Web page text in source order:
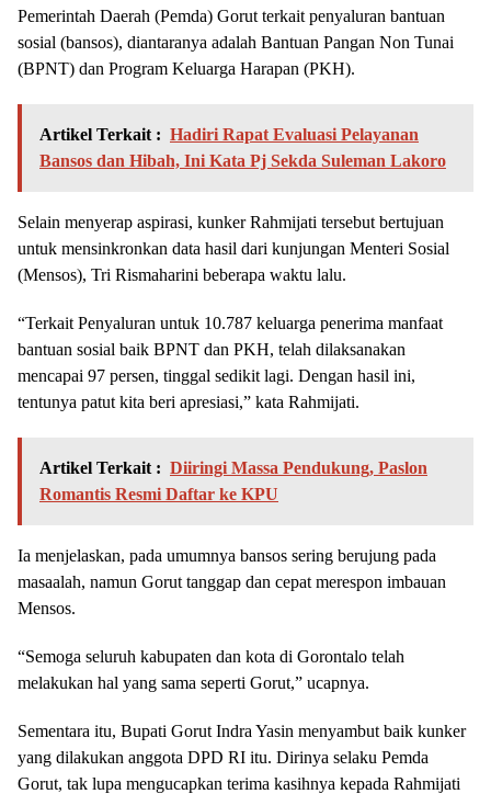
Pemerintah Daerah (Pemda) Gorut terkait penyaluran bantuan
sosial (bansos), diantaranya adalah Bantuan Pangan Non Tunai
(BPNT) dan Program Keluarga Harapan (PKH).
Artikel Terkait : Hadiri Rapat Evaluasi Pelayanan
Bansos dan Hibah, Ini Kata Pj Sekda Suleman Lakoro
Selain menyerap aspirasi, kunker Rahmijati tersebut bertujuan
untuk mensinkronkan data hasil dari kunjungan Menteri Sosial
(Mensos), Tri Rismaharini beberapa waktu lalu.
“Terkait Penyaluran untuk 10.787 keluarga penerima manfaat
bantuan sosial baik BPNT dan PKH, telah dilaksanakan
mencapai 97 persen, tinggal sedikit lagi. Dengan hasil ini,
tentunya patut kita beri apresiasi,” kata Rahmijati.
Artikel Terkait : Diiringi Massa Pendukung, Paslon
Romantis Resmi Daftar ke KPU
Ia menjelaskan, pada umumnya bansos sering berujung pada
masaalah, namun Gorut tanggap dan cepat merespon imbauan
Mensos.
“Semoga seluruh kabupaten dan kota di Gorontalo telah
melakukan hal yang sama seperti Gorut,” ucapnya.
Sementara itu, Bupati Gorut Indra Yasin menyambut baik kunker
yang dilakukan anggota DPD RI itu. Dirinya selaku Pemda
Gorut, tak lupa mengucapkan terima kasihnya kepada Rahmijati